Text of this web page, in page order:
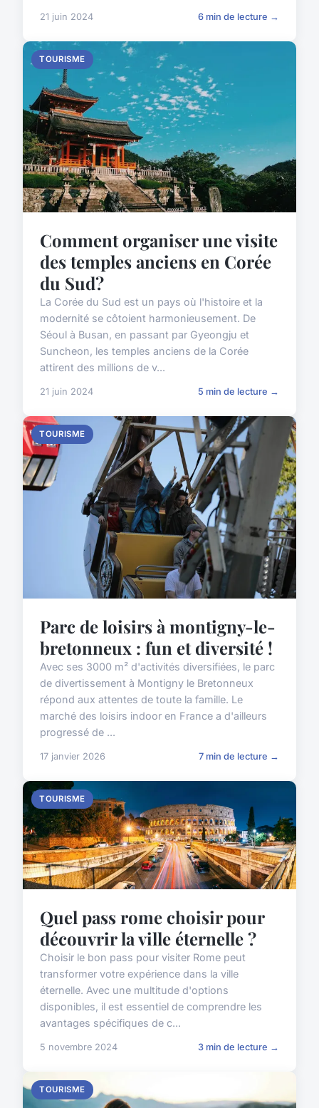
21 juin 2024 6 min de lecture →
TOURISME
Comment organiser une visite
des temples anciens en Corée
du Sud?
La Corée du Sud est un pays où l'histoire et la
modernité se côtoient harmonieusement. De
Séoul à Busan, en passant par Gyeongju et
Suncheon, les temples anciens de la Corée
attirent des millions de v...
21 juin 2024 5 min de lecture →
TOURISME
Parc de loisirs à montigny-le-
bretonneux : fun et diversité !
Avec ses 3000 m² d'activités diversifiées, le parc
de divertissement à Montigny le Bretonneux
répond aux attentes de toute la famille. Le
marché des loisirs indoor en France a d'ailleurs
progressé de ...
17 janvier 2026 7 min de lecture →
TOURISME
Quel pass rome choisir pour
découvrir la ville éternelle ?
Choisir le bon pass pour visiter Rome peut
transformer votre expérience dans la ville
éternelle. Avec une multitude d'options
disponibles, il est essentiel de comprendre les
avantages spécifiques de c...
5 novembre 2024 3 min de lecture →
TOURISME